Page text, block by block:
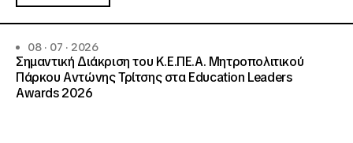
08 · 07 · 2026
Σημαντική Διάκριση του Κ.Ε.ΠΕ.Α. Μητροπολιτικού
Πάρκου Αντώνης Τρίτσης στα Education Leaders
Awards 2026